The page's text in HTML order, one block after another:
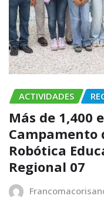
ACTIVIDADES
Más de 1,400
Campamento
Robótica
Regional 07